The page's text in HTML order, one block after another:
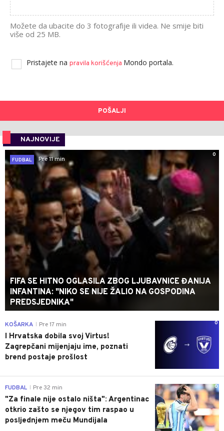
Možete da ubacite do 3 fotografije ili videa. Ne smije biti
više od 25 MB.
Pristajete na pravila korišćenja Mondo portala.
POŠALJI
NAJNOVIJE
0
FUDBAL
Pre 11 min
FIFA SE HITNO OGLASILA ZBOG LJUBAVNICE ĐANIJA
INFANTINA: "NIKO SE NIJE ŽALIO NA GOSPODINA
PREDSJEDNIKA"
0
KOŠARKA Pre 17 min
I Hrvatska dobila svoj Virtus!
Zagrepčani mijenjaju ime, poznati
brend postaje prošlost
0
FUDBAL Pre 32 min
"Za finale nije ostalo ništa": Argentinac
otkrio zašto se njegov tim raspao u
posljednjem meču Mundijala